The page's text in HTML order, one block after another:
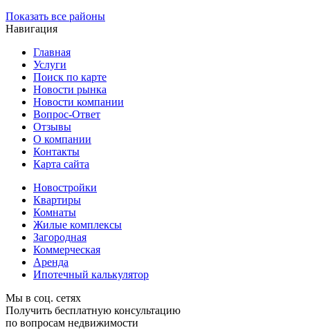
Показать все районы
Навигация
Главная
Услуги
Поиск по карте
Новости рынка
Новости компании
Вопрос-Ответ
Отзывы
О компании
Контакты
Карта сайта
Новостройки
Квартиры
Комнаты
Жилые комплексы
Загородная
Коммерческая
Аренда
Ипотечный калькулятор
Мы в соц. сетях
Получить бесплатную консультацию
по вопросам недвижимости